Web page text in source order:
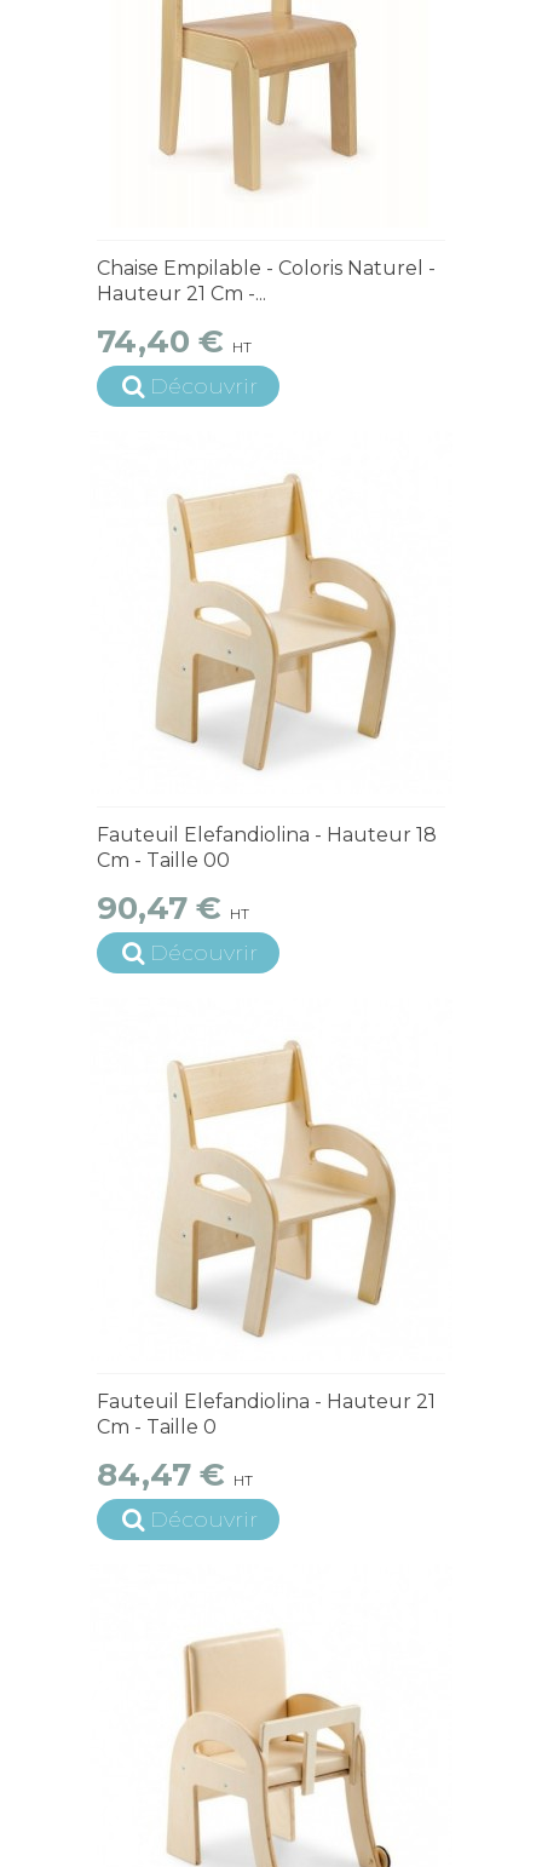
Chaise Empilable - Coloris Naturel -
Hauteur 21 Cm -...
74,40 € HT
Découvrir
Fauteuil Elefandiolina - Hauteur 18
Cm - Taille 00
90,47 € HT
Découvrir
Fauteuil Elefandiolina - Hauteur 21
Cm - Taille 0
84,47 € HT
Découvrir